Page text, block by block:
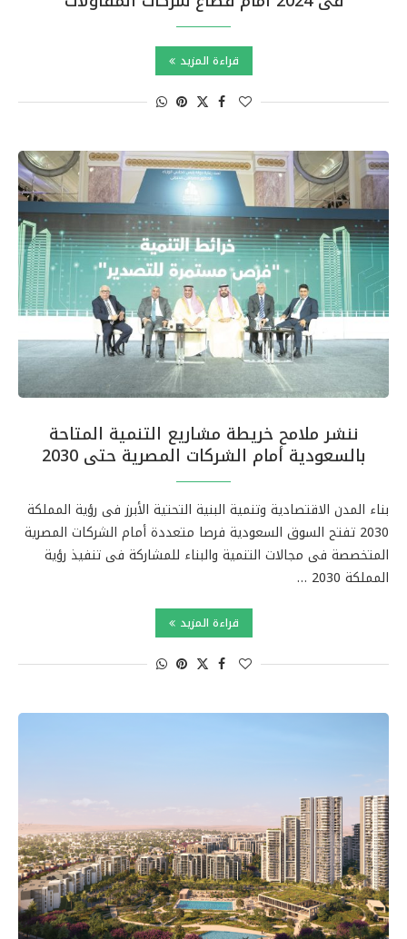
قراءة المزيد
ننشر ملامح خريطة مشاريع التنمية المتاحة
بالسعودية أمام الشركات المصرية حتى 2030
بناء المدن الاقتصادية وتنمية البنية التحتية الأبرز فى رؤية المملكة
2030 تفتح السوق السعودية فرصا متعددة أمام الشركات المصرية
المتخصصة فى مجالات التنمية والبناء للمشاركة فى تنفيذ رؤية
المملكة 2030 …
قراءة المزيد